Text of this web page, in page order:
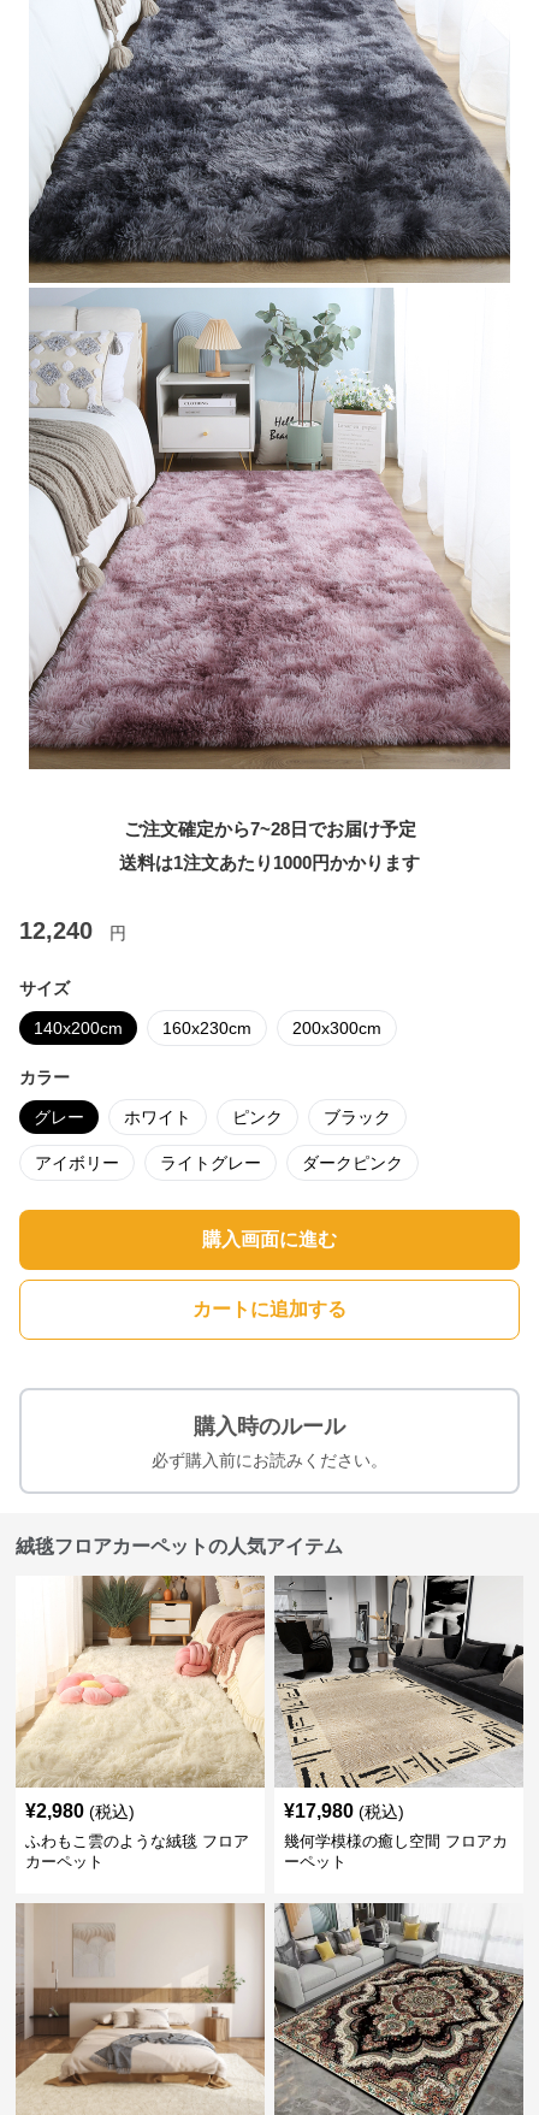
ご注文確定から7~28日でお届け予定
送料は1注文あたり 1000円かかります
12,240 円
サイズ
140x200cm 160x230cm 200x300cm
カラー
グレー ホワイト ピンク ブラック
アイボリー ライトグレー ダークピンク
購入画面に進む
カートに追加する
購入時のルール
必ず購入前にお読みください。
絨毯フロアカーペットの人気アイテム
¥2,980 (税込)
ふわもこ雲のような絨毯 フロア
カーペット
¥17,980 (税込)
幾何学模様の癒し空間 フロアカ
ーペット